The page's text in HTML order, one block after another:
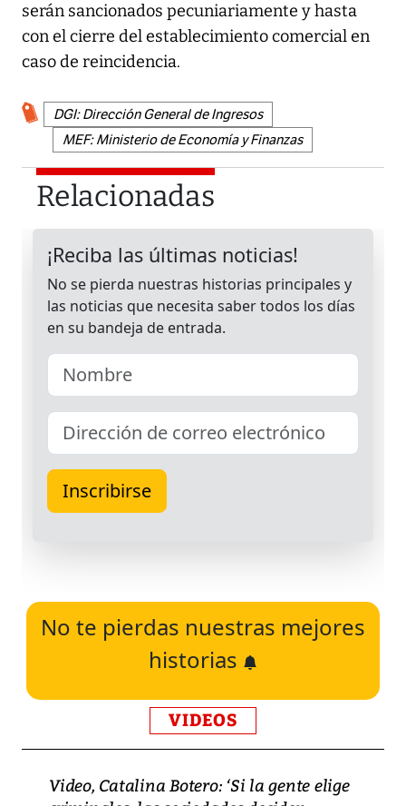
serán sancionados pecuniariamente y hasta
con el cierre del establecimiento comercial en
caso de reincidencia.
DGI: Dirección General de Ingresos
MEF: Ministerio de Economía y Finanzas
Relacionadas
No te pierdas nuestras mejores
historias
VIDEOS
Video, Catalina Botero: ‘Si la gente elige